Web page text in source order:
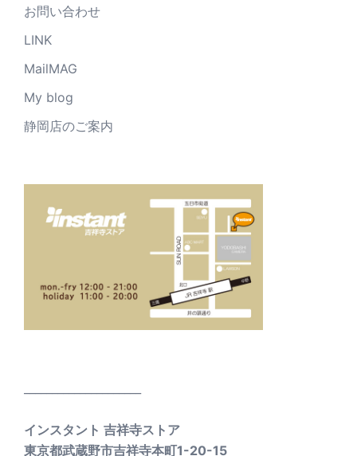
お問い合わせ
LINK
MailMAG
My blog
静岡店のご案内
インスタント 吉祥寺ストア
東京都武蔵野市吉祥寺本町1-20-15